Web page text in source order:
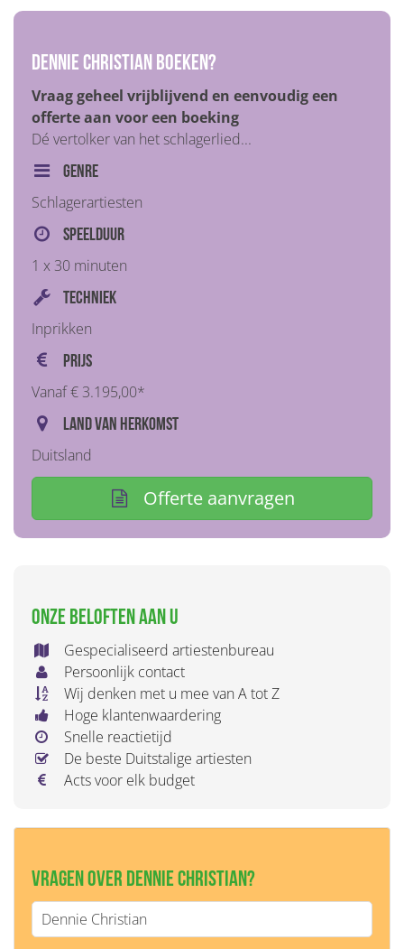
Dennie Christian boeken?
Vraag geheel vrijblijvend en eenvoudig een
offerte aan voor een boeking
Dé vertolker van het schlagerlied...
Genre
Schlagerartiesten
Speelduur
1 x 30 minuten
Techniek
Inprikken
Prijs
Vanaf € 3.195,00*
Land van herkomst
Duitsland
Offerte aanvragen
Onze beloften aan u
Gespecialiseerd artiestenbureau
Persoonlijk contact
Wij denken met u mee van A tot Z
Hoge klantenwaardering
Snelle reactietijd
De beste Duitstalige artiesten
Acts voor elk budget
Vragen over Dennie Christian?